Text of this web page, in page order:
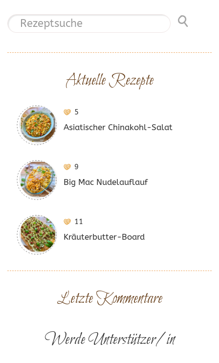
Aktuelle Rezepte
5
Asiatischer Chinakohl-Salat
9
Big Mac Nudelauflauf
11
Kräuterbutter-Board
Letzte Kommentare
Werde Unterstützer/in